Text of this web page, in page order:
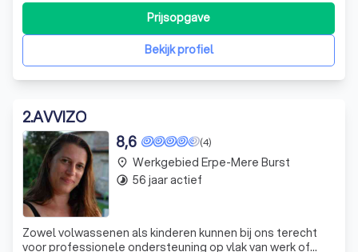
Noors, en weerspiegelt onze toewijding aan harmonie,
balans en vernieuwing. Ons jong en dynamisch team is
gespecialiseerd in loopbaancoachi
Bekijk profiel
Prijsopgave
2.AVVIZO
(4)
8,6
Zowel volwassenen als kinderen kunnen bij ons terecht
voor professionele ondersteuning op vlak van werk of
place Werkgebied Erpe-Mere Burst
timelapse 56 jaar actief